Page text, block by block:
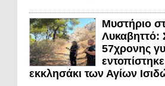
Μυστήριο
Λυκαβηττό:
57χρονης
εκκλησάκι των Αγίων